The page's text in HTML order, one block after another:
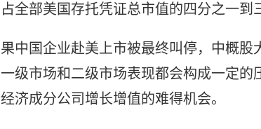
全部美国存托凭证总市值的四分之一到
中国企业赴美上市被最终叫停，中概
级市场和二级市场表现都会构成一定
济成分公司增长增值的难得机会。